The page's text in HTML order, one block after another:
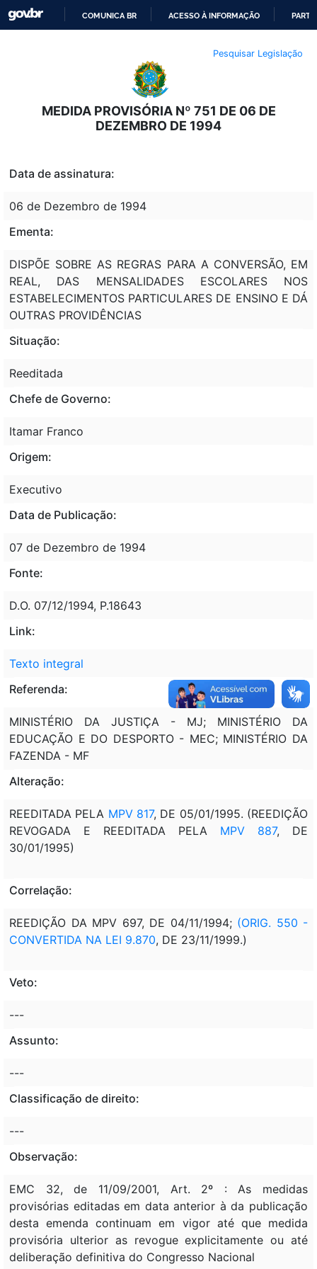
O
CONTEÚDO
COMUNICA BR ACESSO À INFORMAÇÃO
Pesquisar Legislação
MEDIDA PROVISÓRIA Nº 751 DE 06 DE
DEZEMBRO DE 1994
Data de assinatura:
06 de Dezembro de 1994
Ementa:
DISPÕE SOBRE AS REGRAS PARA A CONVERSÃO, EM
REAL, DAS MENSALIDADES ESCOLARES NOS
ESTABELECIMENTOS PARTICULARES DE ENSINO E DÁ
OUTRAS PROVIDÊNCIAS
Situação:
Reeditada
Chefe de Governo:
Itamar Franco
Origem:
Executivo
Data de Publicação:
07 de Dezembro de 1994
Fonte:
D.O. 07/12/1994, P.18643
Link:
Texto integral
Referenda:
MINISTÉRIO DA JUSTIÇA - MJ; MINISTÉRIO DA
EDUCAÇÃO E DO DESPORTO - MEC; MINISTÉRIO DA
FAZENDA - MF
Alteração:
REEDITADA PELA MPV 817, DE 05/01/1995. (REEDIÇÃO
REVOGADA E REEDITADA PELA MPV 887, DE
30/01/1995)
Correlação:
REEDIÇÃO DA MPV 697, DE 04/11/1994; (ORIG. 550 -
CONVERTIDA NA LEI 9.870, DE 23/11/1999.)
Veto:
---
Assunto:
---
Classificação de direito:
---
Observação:
EMC 32, de 11/09/2001, Art. 2º : As medidas
provisórias editadas em data anterior à da publicação
desta emenda continuam em vigor até que medida
provisória ulterior as revogue explicitamente ou até
deliberação definitiva do Congresso Nacional